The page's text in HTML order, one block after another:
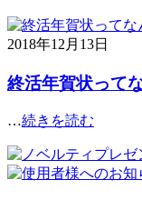
2018年12月13日
終活年賀状って
…続きを読む